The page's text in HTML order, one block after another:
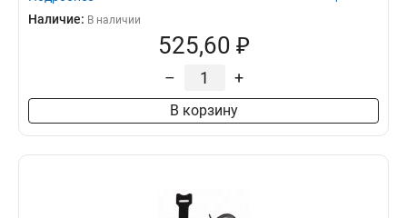
Наличие: В наличии
525,60 ₽
– +
В корзину